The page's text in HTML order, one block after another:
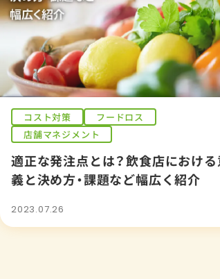
コスト対策
フードロス
店舗マネジメント
適正な発注点とは？飲食店における
義と決め方・課題など幅広く紹介
2023.07.26